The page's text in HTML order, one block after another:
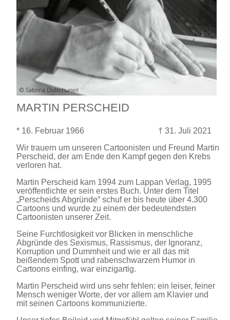
MARTIN PERSCHEID
* 16. Februar 1966 † 31. Juli 2021
Wir trauern um unseren Cartoonisten und Freund Martin
Perscheid, der am Ende den Kampf gegen den Krebs
verloren hat.
Martin Perscheid kam 1994 zum Lappan Verlag, 1995
veröffentlichte er sein erstes Buch. Unter dem Titel
„Perscheids Abgründe“ schuf er bis heute über 4.300
Cartoons und wurde zu einem der bedeutendsten
Cartoonisten unserer Zeit.
Seine Furchtlosigkeit vor Blicken in menschliche
Abgründe des Sexismus, Rassismus, der Ignoranz,
Korruption und Dummheit und wie er all das mit
beißendem Spott und rabenschwarzem Humor in
Cartoons einfing, war einzigartig.
Martin Perscheid wird uns sehr fehlen: ein leiser, feiner
Mensch weniger Worte, der vor allem am Klavier und
mit seinen Cartoons kommunizierte.